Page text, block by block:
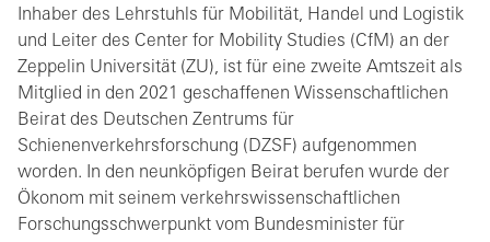
Inhaber des Lehrstuhls für Mobilität, Handel und Logistik
und Leiter des Center for Mobility Studies (CfM) an der
Zeppelin Universität (ZU), ist für eine zweite Amtszeit als
Mitglied in den 2021 geschaffenen Wissenschaftlichen
Beirat des Deutschen Zentrums für
Schienenverkehrsforschung (DZSF) aufgenommen
worden. In den neunköpfigen Beirat berufen wurde der
Ökonom mit seinem verkehrswissenschaftlichen
Forschungsschwerpunkt vom Bundesminister für